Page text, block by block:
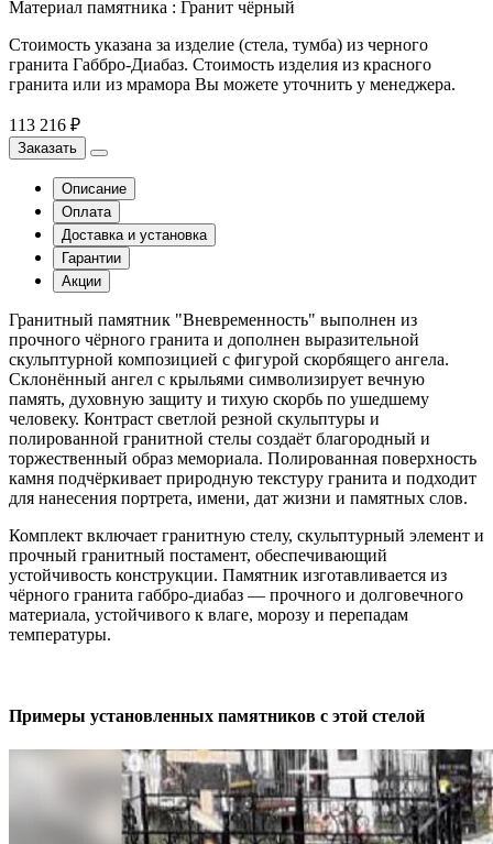
Материал памятника : Гранит чёрный
Стоимость указана за изделие (стела, тумба) из черного
гранита Габбро-Диабаз. Стоимость изделия из красного
гранита или из мрамора Вы можете уточнить у менеджера.
113 216 ₽
Заказать
Описание
Оплата
Доставка и установка
Гарантии
Акции
Гранитный памятник "Вневременность" выполнен из
прочного чёрного гранита и дополнен выразительной
скульптурной композицией с фигурой скорбящего ангела.
Склонённый ангел с крыльями символизирует вечную
память, духовную защиту и тихую скорбь по ушедшему
человеку. Контраст светлой резной скульптуры и
полированной гранитной стелы создаёт благородный и
торжественный образ мемориала. Полированная поверхность
камня подчёркивает природную текстуру гранита и подходит
для нанесения портрета, имени, дат жизни и памятных слов.
Комплект включает гранитную стелу, скульптурный элемент и
прочный гранитный постамент, обеспечивающий
устойчивость конструкции. Памятник изготавливается из
чёрного гранита габбро-диабаз — прочного и долговечного
материала, устойчивого к влаге, морозу и перепадам
температуры.
Примеры установленных памятников с этой стелой